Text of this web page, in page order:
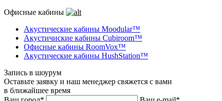
Офисные кабины
Акустические кабины Moodular™
Акустичиские кабины Cubiroom™
Офисные кабины RoomVox™
Акустические кабины HushStation™
Запись в шоурум
Оставьте заявку и наш менеджер свяжется с вами
в ближайшее время